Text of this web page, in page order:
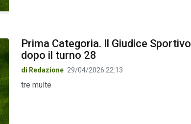
Prima Categoria. Il Giudice Sportivo
dopo il turno 28
di Redazione 29/04/2026 22:13
tre multe